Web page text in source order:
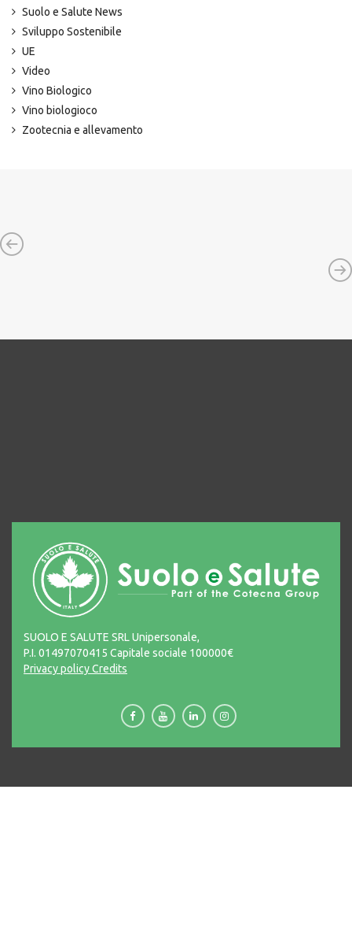
Suolo e Salute News
Sviluppo Sostenibile
UE
Video
Vino Biologico
Vino biologioco
Zootecnia e allevamento
SUOLO E SALUTE SRL Unipersonale,
P.I. 01497070415 Capitale sociale 100000€
Privacy policyCredits